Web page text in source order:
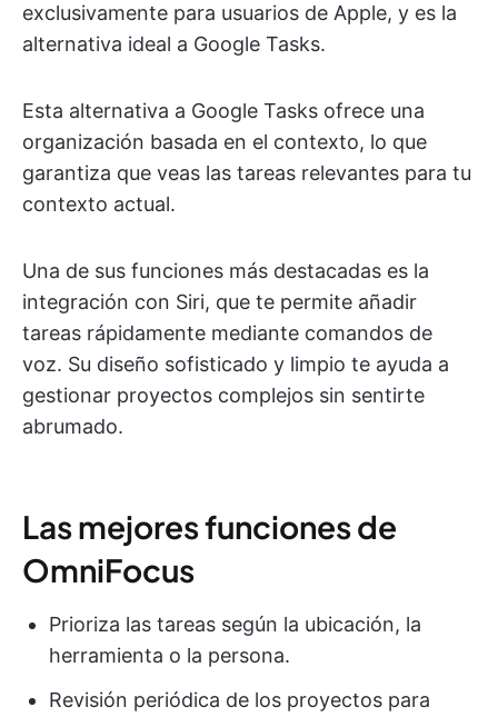
exclusivamente para usuarios de Apple, y es la
alternativa ideal a Google Tasks.
Esta alternativa a Google Tasks ofrece una
organización basada en el contexto, lo que
garantiza que veas las tareas relevantes para tu
contexto actual.
Una de sus funciones más destacadas es la
integración con Siri, que te permite añadir
tareas rápidamente mediante comandos de
voz. Su diseño sofisticado y limpio te ayuda a
gestionar proyectos complejos sin sentirte
abrumado.
Las mejores funciones de
OmniFocus
Prioriza las tareas según la ubicación, la
herramienta o la persona.
Revisión periódica de los proyectos para